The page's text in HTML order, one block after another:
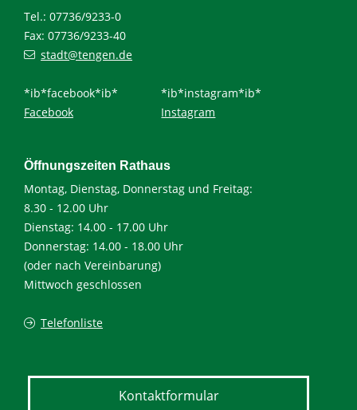
Tel.: 07736/9233-0
Fax: 07736/9233-40
stadt@tengen.de
*ib*facebook*ib*
Facebook
*ib*instagram*ib*
Instagram
Öffnungszeiten Rathaus
Montag, Dienstag, Donnerstag und Freitag:
8.30 - 12.00 Uhr
Dienstag: 14.00 - 17.00 Uhr
Donnerstag: 14.00 - 18.00 Uhr
(oder nach Vereinbarung)
Mittwoch geschlossen
Telefonliste
Kontaktformular